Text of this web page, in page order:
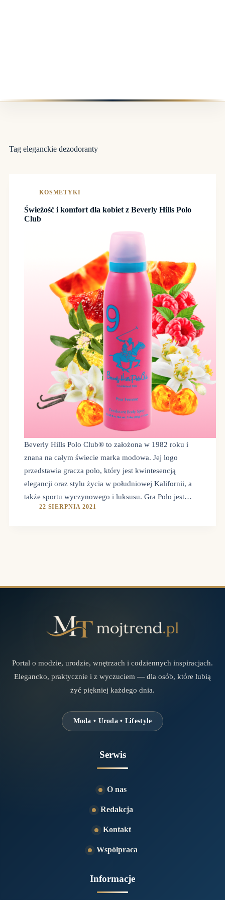
Tag eleganckie dezodoranty
KOSMETYKI
Świeżość i komfort dla kobiet z Beverly Hills Polo
Club
Beverly Hills Polo Club® to założona w 1982 roku i
znana na całym świecie marka modowa. Jej logo
przedstawia gracza polo, który jest kwintesencją
elegancji oraz stylu życia w południowej Kalifornii, a
także sportu wyczynowego i luksusu. Gra Polo jest…
22 SIERPNIA 2021
Portal o modzie, urodzie, wnętrzach i codziennych inspiracjach.
Elegancko, praktycznie i z wyczuciem — dla osób, które lubią
żyć piękniej każdego dnia.
Moda • Uroda • Lifestyle
Serwis
O nas
Redakcja
Kontakt
Współpraca
Informacje